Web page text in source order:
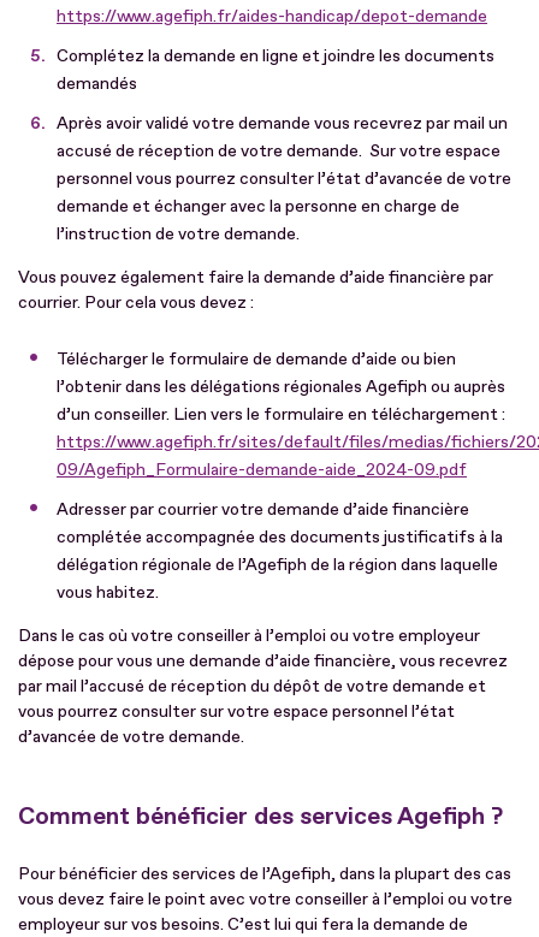
https://www.agefiph.fr/aides-handicap/depot-demande
Complétez la demande en ligne et joindre les documents
demandés
Après avoir validé votre demande vous recevrez par mail un
accusé de réception de votre demande. Sur votre espace
personnel vous pourrez consulter l’état d’avancée de votre
demande et échanger avec la personne en charge de
l’instruction de votre demande.
Vous pouvez également faire la demande d’aide financière par
courrier. Pour cela vous devez :
Télécharger le formulaire de demande d’aide ou bien
l’obtenir dans les délégations régionales Agefiph ou auprès
d’un conseiller. Lien vers le formulaire en téléchargement :
https://www.agefiph.fr/sites/default/files/medias/fichiers/
09/Agefiph_Formulaire-demande-aide_2024-09.pdf
Adresser par courrier votre demande d’aide financière
complétée accompagnée des documents justificatifs à la
délégation régionale de l’Agefiph de la région dans laquelle
vous habitez.
Dans le cas où votre conseiller à l’emploi ou votre employeur
dépose pour vous une demande d’aide financière, vous recevrez
par mail l’accusé de réception du dépôt de votre demande et
vous pourrez consulter sur votre espace personnel l’état
d’avancée de votre demande.
Comment bénéficier des services Agefiph ?
Pour bénéficier des services de l’Agefiph, dans la plupart des cas
vous devez faire le point avec votre conseiller à l’emploi ou votre
employeur sur vos besoins. C’est lui qui fera la demande de